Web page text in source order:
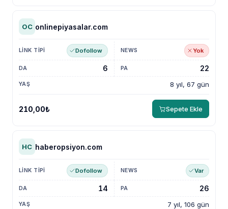
OC onlinepiyasalar.com
Dofollow Yok
8 yıl, 67 gün
6 22
210,00₺ Sepete Ekle
HC haberopsiyon.com
Dofollow Var
7 yıl, 106 gün
14 26